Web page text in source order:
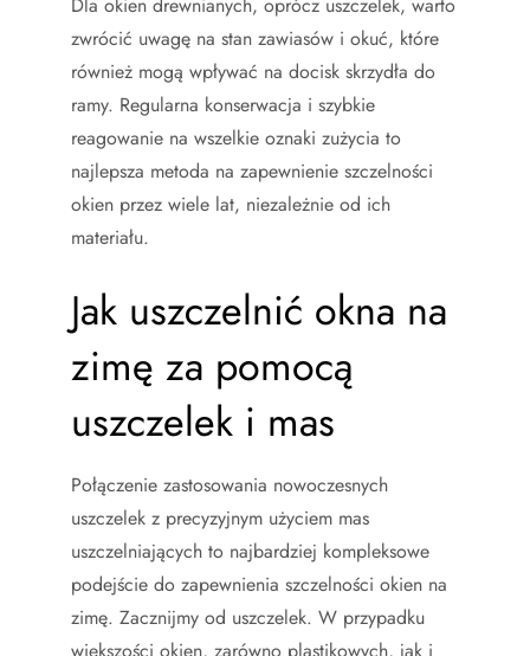
zwrócić uwagę na stan zawiasów i okuć, które
również mogą wpływać na docisk skrzydła do
ramy. Regularna konserwacja i szybkie
reagowanie na wszelkie oznaki zużycia to
najlepsza metoda na zapewnienie szczelności
okien przez wiele lat, niezależnie od ich
materiału.
Jak uszczelnić okna na
zimę za pomocą
uszczelek i mas
Połączenie zastosowania nowoczesnych
uszczelek z precyzyjnym użyciem mas
uszczelniających to najbardziej kompleksowe
podejście do zapewnienia szczelności okien na
zimę. Zacznijmy od uszczelek. W przypadku